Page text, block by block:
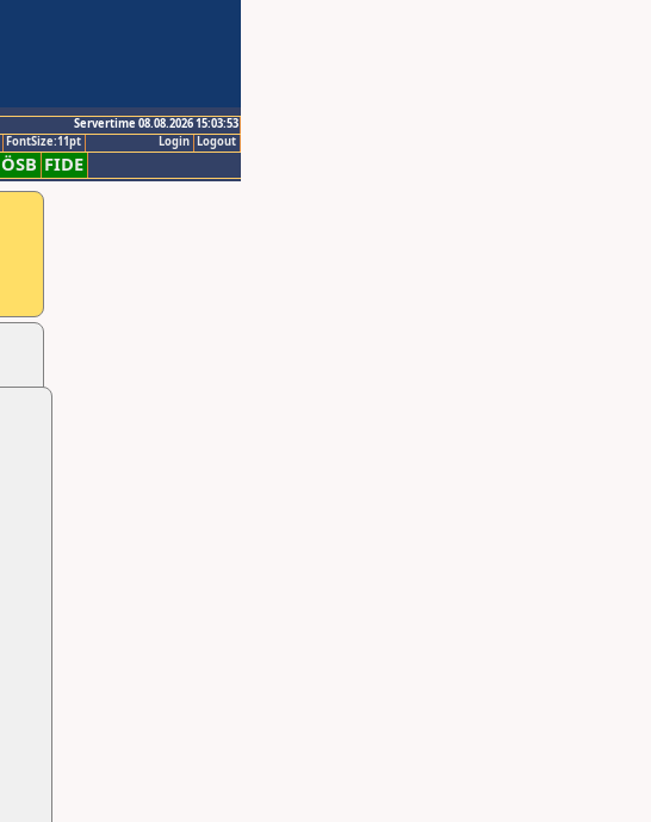
Servertime 08.08.2026 15:03:53
Logout
Login
FontSize:11pt
ÖSB FIDE